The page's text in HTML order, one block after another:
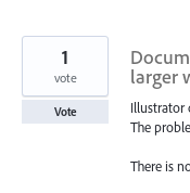
larger
Illustrator
The
There is
1
vote
Vote